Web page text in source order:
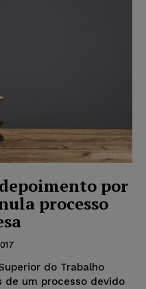
por
processo
do Trabalho
de um processo devido